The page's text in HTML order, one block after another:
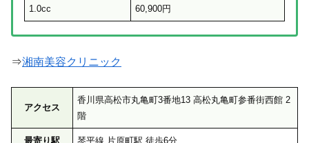
1.0cc 60,900円
⇒湘南美容クリニック
アクセス
香川県高松市丸亀町3番地13 高松丸亀町参番街西館 2
階
最寄り駅 琴平線 片原町駅 徒歩6分